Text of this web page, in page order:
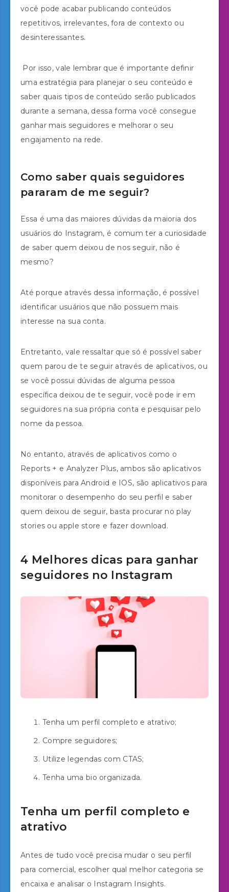
você pode acabar publicando conteúdos
repetitivos, irrelevantes, fora de contexto ou
desinteressantes.
Por isso, vale lembrar que é importante definir
uma estratégia para planejar o seu conteúdo e
saber quais tipos de conteúdo serão publicados
durante a semana, dessa forma você consegue
ganhar mais seguidores e melhorar o seu
engajamento na rede.
Como saber quais seguidores
pararam de me seguir?
Essa é uma das maiores dúvidas da maioria dos
usuários do Instagram, é comum ter a curiosidade
de saber quem deixou de nos seguir, não é
mesmo?
Até porque através dessa informação, é possível
identificar usuários que não possuem mais
interesse na sua conta.
Entretanto, vale ressaltar que só é possível saber
quem parou de te seguir através de aplicativos, ou
se você possui dúvidas de alguma pessoa
específica deixou de te seguir, você pode ir em
seguidores na sua própria conta e pesquisar pelo
nome da pessoa.
No entanto, através de aplicativos como o
Reports + e Analyzer Plus, ambos são aplicativos
disponíveis para Android e IOS, são aplicativos para
monitorar o desempenho do seu perfil e saber
quem deixou de seguir, basta procurar no play
stories ou apple store e fazer download.
4 Melhores dicas para ganhar
seguidores no Instagram
Tenha um perfil completo e atrativo;
Compre seguidores;
Utilize legendas com CTAS;
Tenha uma bio organizada.
Tenha um perfil completo e
atrativo
Antes de tudo você precisa mudar o seu perfil
para comercial, escolher qual melhor categoria se
encaixa e analisar o Instagram Insights.